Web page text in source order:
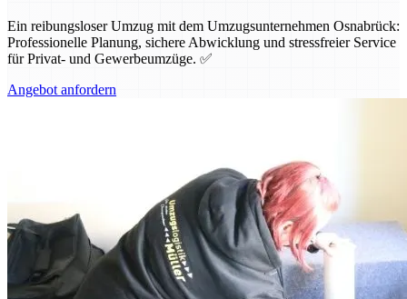
Ein reibungsloser Umzug mit dem Umzugsunternehmen Osnabrück:
Professionelle Planung, sichere Abwicklung und stressfreier Service
für Privat- und Gewerbeumzüge. ✅
Angebot anfordern